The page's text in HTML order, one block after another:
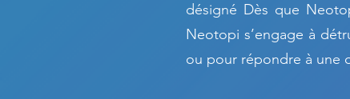
désigné Dès que
Neotopi s’engage à
ou pour répondre à une